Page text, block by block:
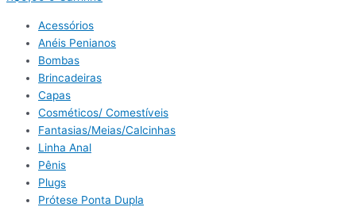
Acessórios
Anéis Penianos
Bombas
Brincadeiras
Capas
Cosméticos/ Comestíveis
Fantasias/Meias/Calcinhas
Linha Anal
Pênis
Plugs
Prótese Ponta Dupla